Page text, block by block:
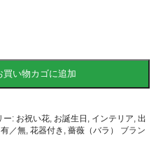
買い物カゴに追加
ー: お祝い花, お誕生日 , インテリア, 出
／無, 花器付き , 薔薇（バラ）
ブラン